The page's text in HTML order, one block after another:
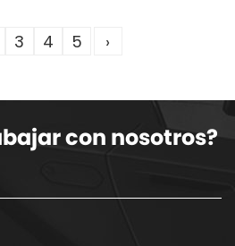
3 4 5 ›
con nosotros?